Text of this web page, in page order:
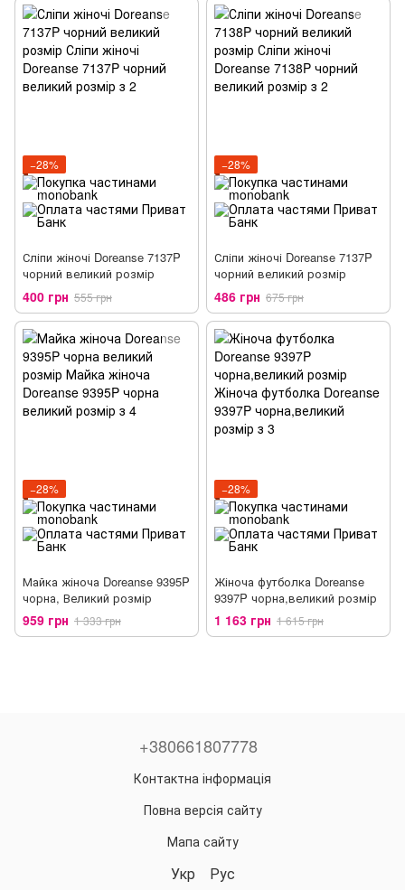
−28%
Сліпи жіночі Doreanse 7137P
чорний великий розмір
400 грн 555 грн
−28%
Сліпи жіночі Doreanse 7137P
чорний великий розмір
486 грн 675 грн
−28%
Майка жіноча Doreanse 9395P
чорна, Великий розмір
959 грн 1 333 грн
−28%
Жіноча футболка Doreanse
9397P чорна,великий розмір
1 163 грн 1 615 грн
+380661807778
Контактна інформація
Повна версія сайту
Мапа сайту
Укр Рус